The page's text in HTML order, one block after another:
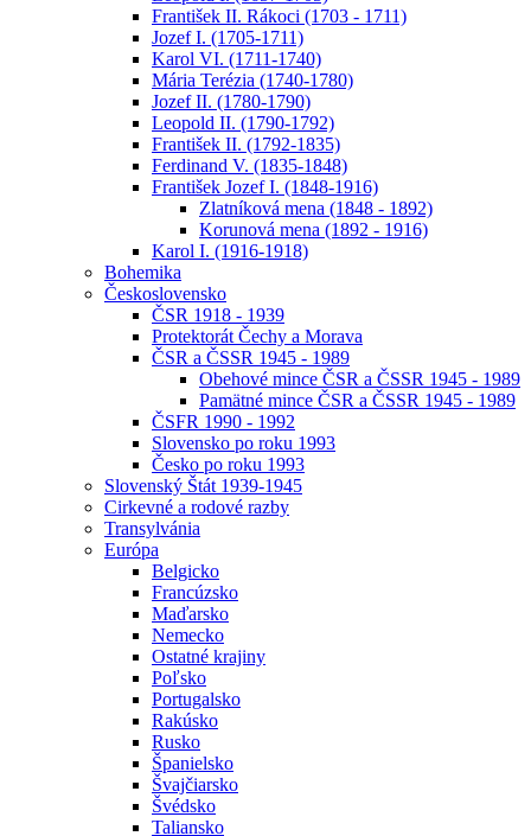
František II. Rákoci (1703 - 1711)
Jozef I. (1705-1711)
Karol VI. (1711-1740)
Mária Terézia (1740-1780)
Jozef II. (1780-1790)
Leopold II. (1790-1792)
František II. (1792-1835)
Ferdinand V. (1835-1848)
František Jozef I. (1848-1916)
Zlatníková mena (1848 - 1892)
Korunová mena (1892 - 1916)
Karol I. (1916-1918)
Bohemika
Československo
ČSR 1918 - 1939
Protektorát Čechy a Morava
ČSR a ČSSR 1945 - 1989
Obehové mince ČSR a ČSSR 1945 - 1989
Pamätné mince ČSR a ČSSR 1945 - 1989
ČSFR 1990 - 1992
Slovensko po roku 1993
Česko po roku 1993
Slovenský Štát 1939-1945
Cirkevné a rodové razby
Transylvánia
Európa
Belgicko
Francúzsko
Maďarsko
Nemecko
Ostatné krajiny
Poľsko
Portugalsko
Rakúsko
Rusko
Španielsko
Švajčiarsko
Švédsko
Taliansko